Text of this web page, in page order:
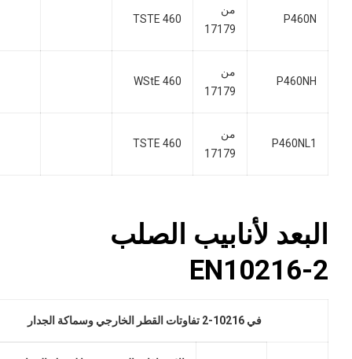
P460N
من
17179
TSTE 460
P460NH
من
17179
WStE 460
P460NL1
من
17179
TSTE 460
البعد لأنابيب الصلب
EN10216-2
في 10216-2 تفاوتات القطر الخارجي وسماكة الجدار